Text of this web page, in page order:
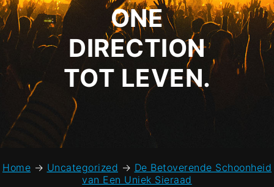
ONE
DIRECTION
TOT LEVEN.
Home → Uncategorized → De Betoverende Schoonheid
van Een Uniek Sieraad